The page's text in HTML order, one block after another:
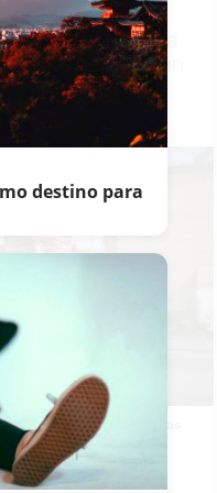
preocupación la
que se han
como el
monumento a las cofradías
de Hermandades. -
destino para